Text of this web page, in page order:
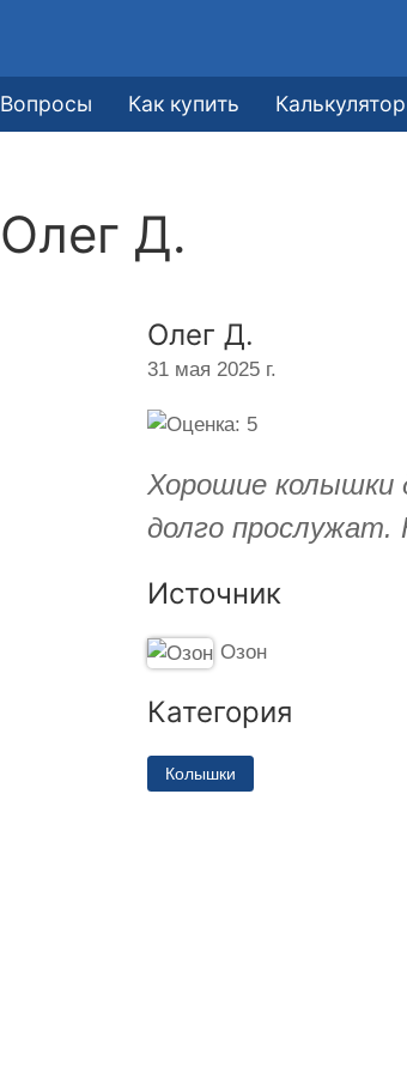
Вопросы Как купить Калькулятор
Олег Д.
Олег Д.
31 мая 2025 г.
Хорошие колышки
долго прослужат.
Источник
Озон
Категория
Колышки